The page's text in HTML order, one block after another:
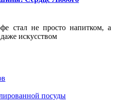
стал не просто напитком, а
искусством
посуды